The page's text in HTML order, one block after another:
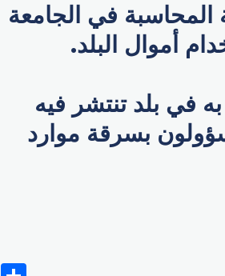
المحاسبة في الجامعة
أموال البلد.
في بلد تنتشر فيه
بسرقة موارد